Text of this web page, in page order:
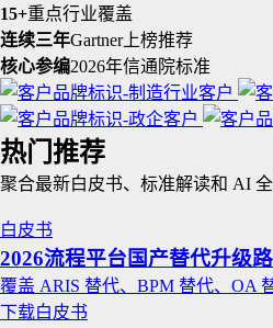
15+重点行业覆盖
连续三年Gartner上榜推荐
核心参编2026年信通院标准
热门推荐
聚合最新白皮书、标准解读和 AI
白皮书
2026流程平台国产替代升级
覆盖 ARIS 替代、BPM 替代、OA
下载白皮书